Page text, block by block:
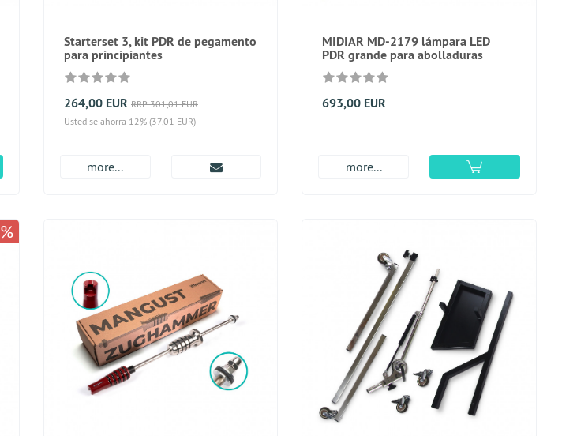
Starterset 3, kit PDR de pegamento
para principiantes
264,00 EUR RRP 301,01 EUR
Usted se ahorra 12% (37,01 EUR)
more...
MIDIAR MD-2179 lámpara LED
PDR grande para abolladuras
693,00 EUR
more...
%